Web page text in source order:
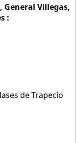
General Villegas,
:
de Trapecio